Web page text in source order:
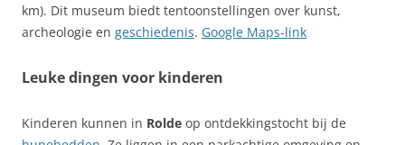
km). Dit museum biedt tentoonstellingen over kunst,
archeologie en geschiedenis. Google Maps-link
Leuke dingen voor kinderen
Kinderen kunnen in Rolde op ontdekkingstocht bij de